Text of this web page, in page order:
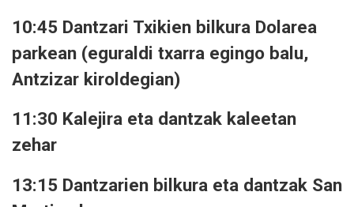
10:45 Dantzari Txikien bilkura Dolarea
parkean (eguraldi txarra egingo balu,
Antzizar kiroldegian)
11:30 Kalejira eta dantzak kaleetan
zehar
13:15 Dantzarien bilkura eta dantzak San